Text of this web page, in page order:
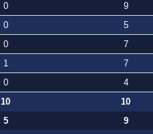
0 9
0 5
0 7
1 7
0 4
10 10
5 9